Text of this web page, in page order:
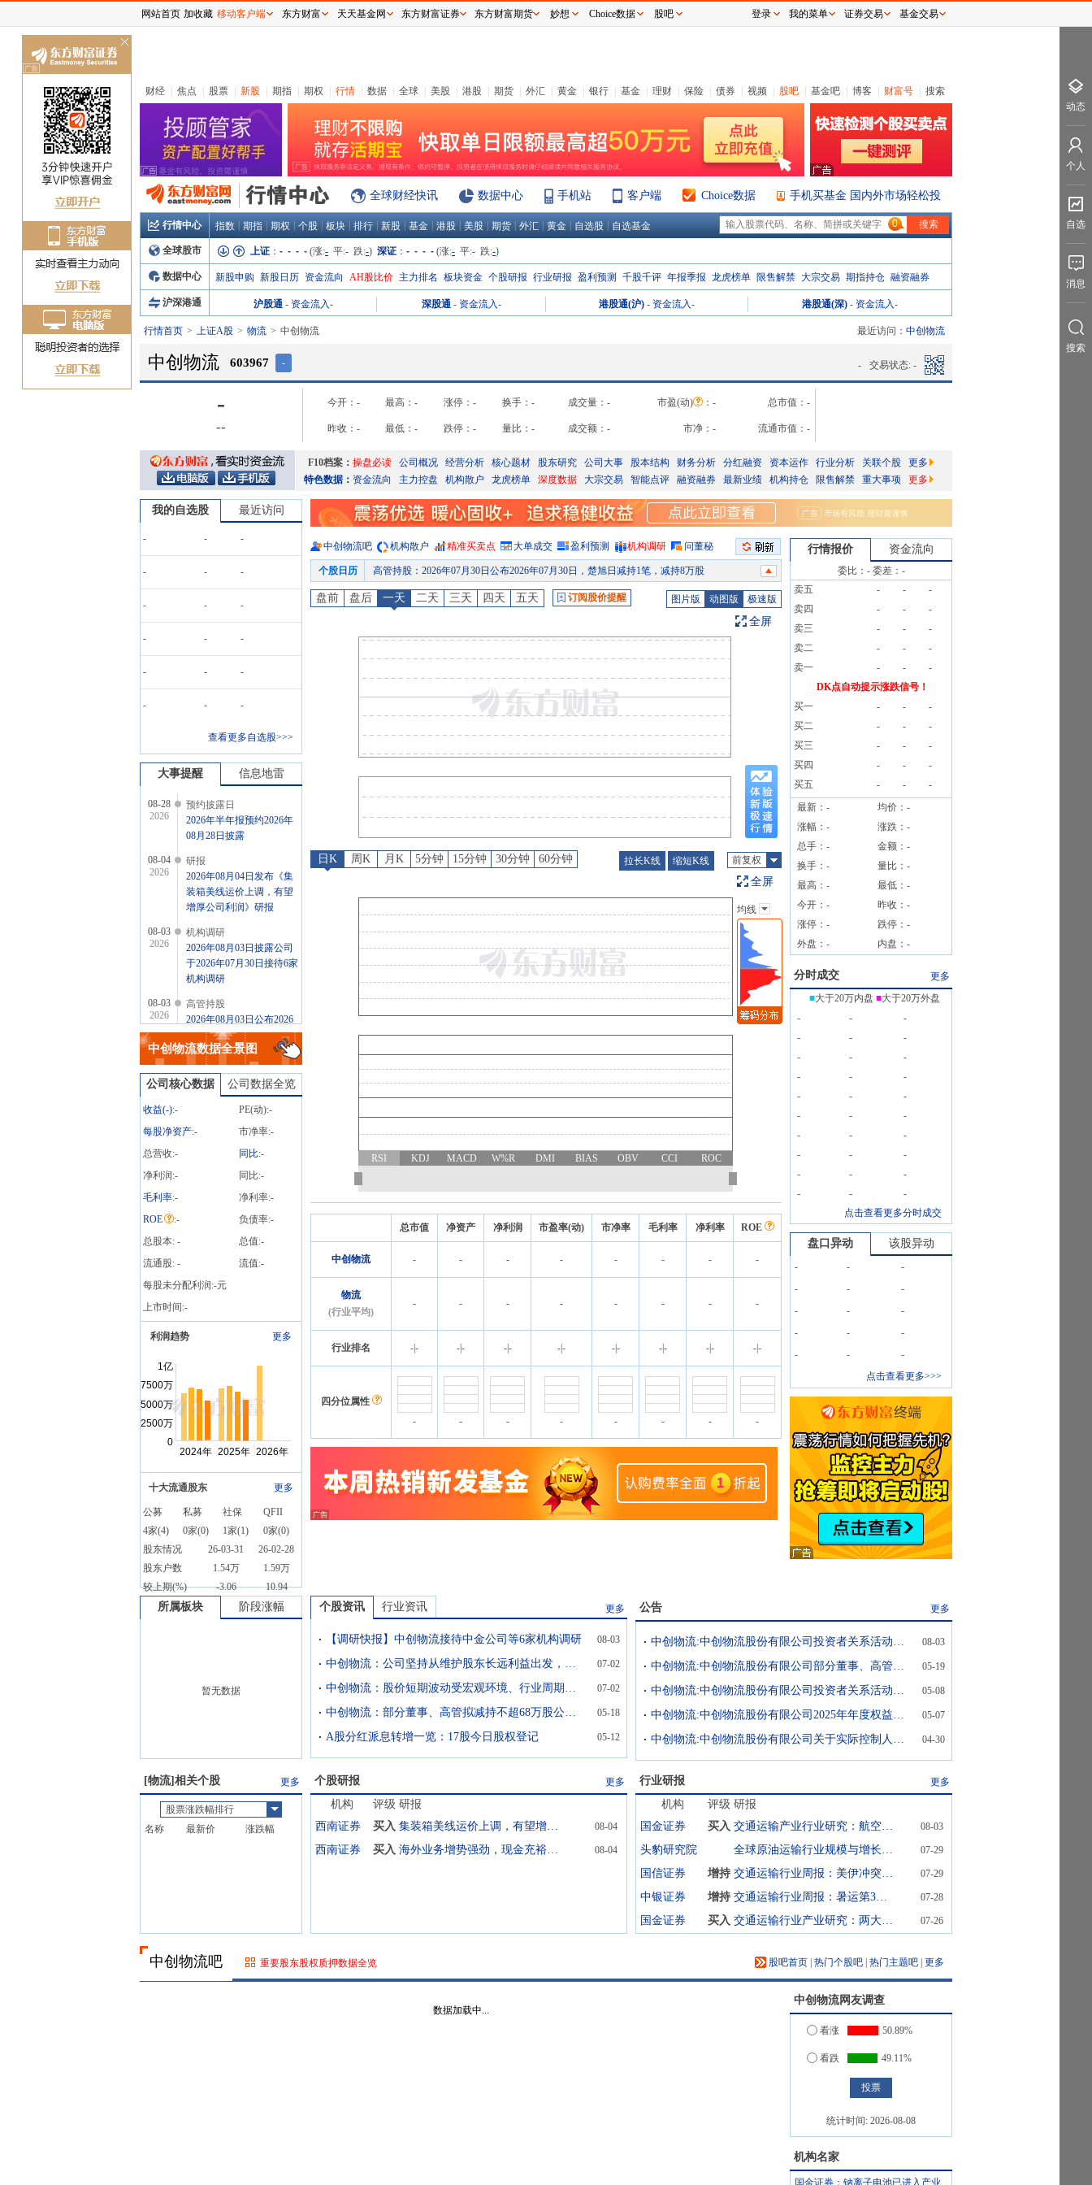
财经 焦点 股票 新股 期指 期权 行情 数据 全球 美股 港股 期货 外汇 黄金 银行 基金 理财 保险 债券 视频 股吧 基金吧 博客 财富号 搜索
全球财经快讯 数据中心 手机站 客户端 Choice数据 手机买基金 国内外市场轻松投
行情中心 指数 期指 期权 个股 板块 排行 新股 基金 港股 美股 期货 外汇 黄金 自选股 自选基金 0
全球股市 上证 ： - - - - (涨:- 平:- 跌:-) 深证 ： - - - - (涨:- 平:- 跌:-)
数据中心 新股申购 新股日历 资金流向 AH股比价 主力排名 板块资金 个股研报 行业研报 盈利预测 千股千评 年报季报 龙虎榜单 限售解禁 大宗交易 期指持仓 融资融券
沪深港通 沪股通 - 资金流入- 深股通 - 资金流入- 港股通(沪) - 资金流入- 港股通(深) - 资金流入-
行情首页 上证A股 物流 中创物流 最近访问： 中创物流
中创物流 603967 - - 交易状态: -
-
--
今开： - 最高： - 涨停： - 换手： - 成交量： - 市盈(动) ： - 总市值： -
昨收： - 最低： - 跌停： - 量比： - 成交额： - 市净： - 流通市值： -
F10档案： 操盘必读 公司概况 经营分析 核心题材 股东研究 公司大事 股本结构 财务分析 分红融资 资本运作 行业分析 关联个股
更多
特色数据： 资金流向 主力控盘 机构散户 龙虎榜单 深度数据 大宗交易 智能点评 融资融券 最新业绩 机构持仓 限售解禁 重大事项 更多
我的自选股 最近访问
- - -
- - -
- - -
- - -
- - -
- - -
查看更多自选股>>>
大事提醒 信息地雷
08-28
2026
预约披露日
2026年半年报预约2026年
08月28日披露
08-04
2026
研报
2026年08月04日发布《集
装箱美线运价上调，有望
增厚公司利润》研报
08-03
2026
机构调研
2026年08月03日披露公司
于2026年07月30日接待6家
机构调研
08-03
2026
高管持股
2026年08月03日公布2026
年08月03日，楚旭日减持1
笔，减持6万股
中创物流数据全景图
公司核心数据 公司数据全览
收益(-):- PE(动):-
每股净资产:- 市净率:-
总营收:- 同比:-
净利润:- 同比:-
毛利率:- 净利率:-
ROE
:- 负债率:-
总股本: - 总值:-
流通股: - 流值:-
每股未分配利润:-元
上市时间:-
利润趋势 更多
十大流通股东 更多
公募 私募 社保
QFII
4家(4) 0家(0) 1家(1) 0家(0)
股东情况
26-03-31
26-02-28
股东户数
1.54万
1.59万
较上期(%)
-3.06 10.94
中创物流吧 机构散户 精准买卖点 大单成交 盈利预测 机构调研 问董秘
个股日历 高管持股 ： 2026年07月30日公布2026年07月30日，楚旭日减持1笔，减持8万股
公告：2026年05月19日发布《中创物流:中创物流股份有限公司部分董事、高管减持股份计划公告》
机构调研
分红：2026年05月07日公布2025年年报分红，股权登记日：2026年05月12日；除权除息日：2026年05月13日；分配方案：10派6.50元(含税,扣税后5.85元)[正式]
公告：2026年04月30日发布《中创物流:中创物流股份有限公司关于实际控制人续签一致行动协议的公告》
预约披露日：2026年半年报预约2026年08月28日披露
研报：2026年08月04日发布《集装箱美线运价上调，有望增厚公司利润》研报
高管持股：2026年08月03日公布2026年08月03日，楚旭日减持1笔，减持6万股
盘前 盘后 一天 二天 三天 四天 五天 订阅股价提醒 图片版 动图版 极速版
全屏
日K 周K 月K 5分钟 15分钟 30分钟 60分钟 拉长K线 缩短K线 前复权
全屏
主图指标
均线
EXPMA
SAR
BBI
RSI KDJ MACD W%R DMI BIAS OBV CCI ROC
均线
总市值 净资产 净利润 市盈率(动) 市净率 毛利率 净利率 ROE
中创物流 - - - - - - - -
物流
(行业平均)
- - - - - - - -
行业排名 -- -- -|- -- -|- -|- -|- --
四分位属性
-
- - - - - - -
行情报价 资金流向
委比： -委差： -
卖五
- -
-
卖四
- -
-
卖三
- -
-
卖二
- -
-
卖一
- -
-
DK点自动提示涨跌信号！
买一
- -
-
买二
- -
-
买三
- -
-
买四
- -
-
买五
- -
-
最新： - 均价： -
涨幅： - 涨跌： -
总手： - 金额： -
换手： - 量比： -
最高： - 最低： -
今开： - 昨收： -
涨停： - 跌停： -
外盘： - 内盘： -
分时成交
更多
■大于20万内盘 ■大于20万外盘
-
-
-
-
-
-
-
-
-
-
-
-
-
-
-
-
-
-
-
-
-
-
-
-
-
-
-
-
-
-
点击查看更多分时成交
盘口异动 该股异动
- -
-
-
-
-
-
-
-
-
-
-
-
-
-
点击查看更多>>>
所属板块 阶段涨幅
暂无数据
个股资讯 行业资讯 更多
【调研快报】中创物流接待中金公司等6家机构调研 08-03
中创物流：公司坚持从维护股东长远利益出发，持续做好经营基本面 07-02
中创物流：股价短期波动受宏观环境、行业周期、市场情绪等多重因素影响 07-02
中创物流：部分董事、高管拟减持不超68万股公司股份 05-18
A股分红派息转增一览：17股今日股权登记 05-12
公告 更多
中创物流:中创物流股份有限公司投资者关系活动记录表 08-03
中创物流:中创物流股份有限公司部分董事、高管减持股份计划公告 05-19
中创物流:中创物流股份有限公司投资者关系活动记录表(2026年5月8日) 05-08
中创物流:中创物流股份有限公司2025年年度权益分派实施公告 05-07
中创物流:中创物流股份有限公司关于实际控制人续签一致行动协议的公告 04-30
[物流]相关个股 更多
股票涨跌幅排行
名称
最新价 涨跌幅
个股研报 更多
机构 评级 研报
西南证券
买入 集装箱美线运价上调，有望增厚公司利润 08-04
西南证券 买入 海外业务增势强劲，现金充裕分红慷慨 08-04
行业研报 更多
机构 评级 研报
国金证券
买入 交通运输产业行业研究：航空暑运量价改善，油轮运价大幅回升 08-03
头豹研究院 全球原油运输行业规模与增长分析报告：中东冲突推升吨海里需求，2026年运力过剩隐忧与运价高企并存 07-29
国信证券 增持 交通运输行业周报：美伊冲突反复重视油运中期逻辑，关注抗跌属性标的配置价值 07-29
中银证券 增持 交通运输行业周报：暑运第3周客流增长客座率上升，新疆航班增速进一步提升 07-28
国金证券 买入 交通运输行业产业研究：两大海峡通行受阻，国泰航空业绩超预期 07-26
中创物流吧 重要股东股权质押数据全览 股吧首页 热门个股吧 热门主题吧 更多
中创物流网友调查
看涨 50.89%
看跌 49.11%
统计时间: 2026-08-08
机构名家
国金证券：钠离子电池已进入产业
网站首页 加收藏 移动客户端 东方财富 天天基金网 东方财富证券 东方财富期货 妙想 Choice数据 股吧 登录 我的菜单 证券交易 基金交易
动态
个人
自选
消息
搜索